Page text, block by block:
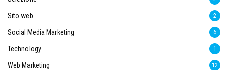
Sito web 2
Social Media Marketing 6
Technology 1
Web Marketing 12